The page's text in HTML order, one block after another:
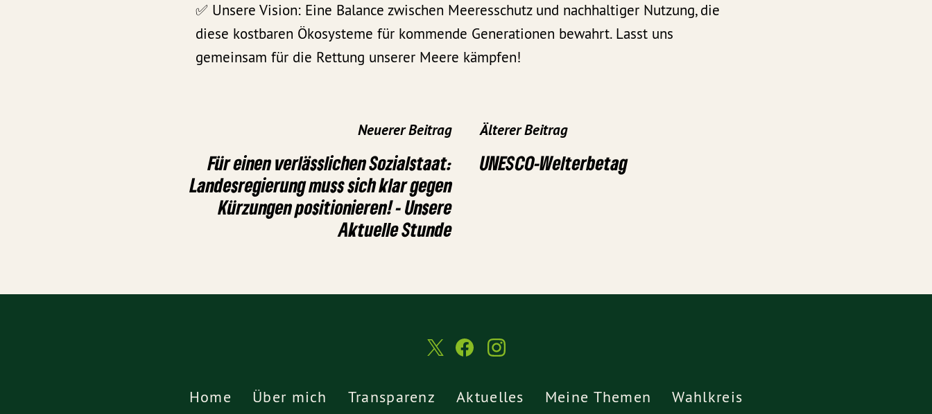
✅ Unsere Vision: Eine Balance zwischen Meeresschutz und nachhaltiger Nutzung, die
diese kostbaren Ökosysteme für kommende Generationen bewahrt. Lasst uns
gemeinsam für die Rettung unserer Meere kämpfen!
Neuerer Beitrag
Für einen verlässlichen Sozialstaat:
Landesregierung muss sich klar gegen
Kürzungen positionieren! - Unsere
Aktuelle Stunde
Älterer Beitrag
UNESCO-Welterbetag
Home Über mich Transparenz Aktuelles Meine Themen Wahlkreis